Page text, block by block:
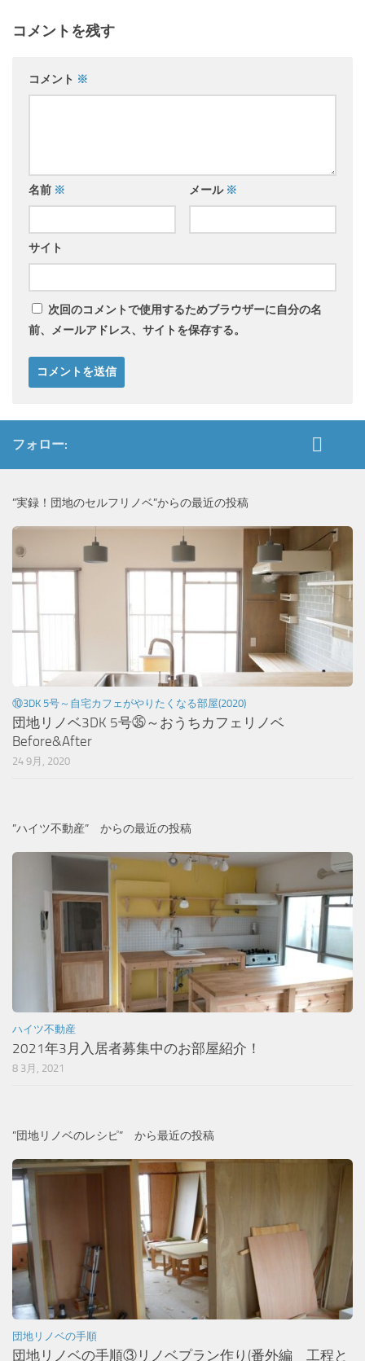
コメントを残す
コメント ※
名前 ※ メール ※
サイト
次回のコメントで使用するためブラウザーに自分の名
前、メールアドレス、サイトを保存する。
フォロー:
”実録！団地のセルフリノベ”からの最近の投稿
⑩3DK 5号～自宅カフェがやりたくなる部屋(2020)
団地リノベ3DK 5号㉟～おうちカフェリノベ
Before&After
24 9月, 2020
”ハイツ不動産” からの最近の投稿
ハイツ不動産
2021年3月入居者募集中のお部屋紹介！
8 3月, 2021
”団地リノベのレシピ” から最近の投稿
団地リノベの手順
団地リノベの手順③リノベプラン作り(番外編 工程と